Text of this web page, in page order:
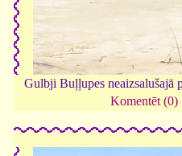
Gulbji Buļļupes neaizsalušajā
Komentēt (0)